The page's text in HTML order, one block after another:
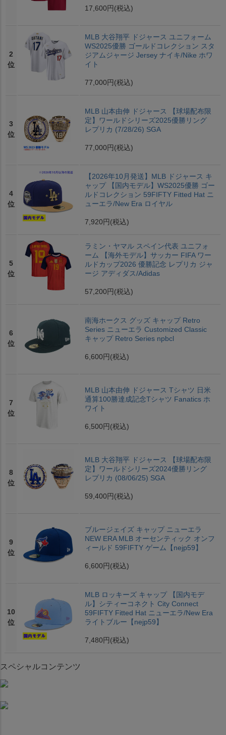
17,600円 (税込)
2
位
MLB 大谷翔平 ドジャース ユニフォーム
WS2025優勝 ゴールドコレクション スタ
ジアムジャージ Jersey ナイキ/Nike ホワ
イト
77,000円 (税込)
3
位
MLB 山本由伸 ドジャース 【球場配布限
定】ワールドシリーズ2025優勝リング
レプリカ (7/28/26) SGA
77,000円 (税込)
4
位
【2026年10月発送】MLB ドジャース キ
ャップ 【国内モデル】WS2025優勝 ゴー
ルドコレクション 59FIFTY Fitted Hat ニ
ューエラ/New Era ロイヤル
7,920円 (税込)
5
位
ラミン・ヤマル スペイン代表 ユニフォ
ーム 【海外モデル】サッカー FIFA ワー
ルドカップ2026 優勝記念 レプリカ ジャ
ージ アディダス/Adidas
57,200円 (税込)
6
位
南海ホークス グッズ キャップ Retro
Series ニューエラ Customized Classic
キャップ Retro Series npbcl
6,600円 (税込)
7
位
MLB 山本由伸 ドジャース Tシャツ 日米
通算100勝達成記念Tシャツ Fanatics ホ
ワイト
6,500円 (税込)
8
位
MLB 大谷翔平 ドジャース 【球場配布限
定】ワールドシリーズ2024優勝リング
レプリカ (08/06/25) SGA
59,400円 (税込)
9
位
ブルージェイズ キャップ ニューエラ
NEW ERA MLB オーセンティック オンフ
ィールド 59FIFTY ゲーム【nejp59】
6,600円 (税込)
10
位
MLB ロッキーズ キャップ 【国内モデ
ル】シティーコネクト City Connect
59FIFTY Fitted Hat ニューエラ/New Era
ライトブルー【nejp59】
7,480円 (税込)
スペシャルコンテンツ